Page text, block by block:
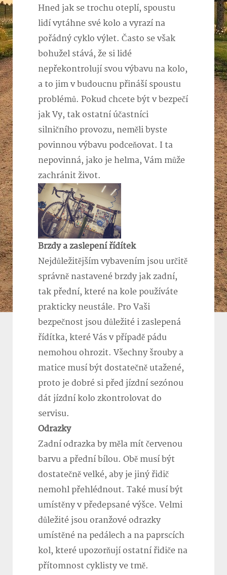
Hned jak se trochu oteplí, spoustu
lidí vytáhne své kolo a vyrazí na
pořádný cyklo výlet. Často se však
bohužel stává, že si lidé
nepřekontrolují svou výbavu na kolo,
a to jim v budoucnu přináší spoustu
problémů. Pokud chcete být v bezpečí
jak Vy, tak ostatní účastníci
silničního provozu, neměli byste
povinnou výbavu podceňovat. I ta
nepovinná, jako je helma, Vám může
zachránit život.
Brzdy a zaslepení řídítek
Nejdůležitějším vybavením jsou určitě
správně nastavené brzdy jak zadní,
tak přední, které na kole používáte
prakticky neustále. Pro Vaši
bezpečnost jsou důležité i zaslepená
řídítka, které Vás v případě pádu
nemohou ohrozit. Všechny šrouby a
matice musí být dostatečně utažené,
proto je dobré si před jízdní sezónou
dát jízdní kolo zkontrolovat do
servisu.
Odrazky
Zadní odrazka by měla mít červenou
barvu a přední bílou. Obě musí být
dostatečně velké, aby je jiný řidič
nemohl přehlédnout. Také musí být
umístěny v předepsané výšce. Velmi
důležité jsou oranžové odrazky
umístěné na pedálech a na paprscích
kol, které upozorňují ostatní řidiče na
přítomnost cyklisty ve tmě.